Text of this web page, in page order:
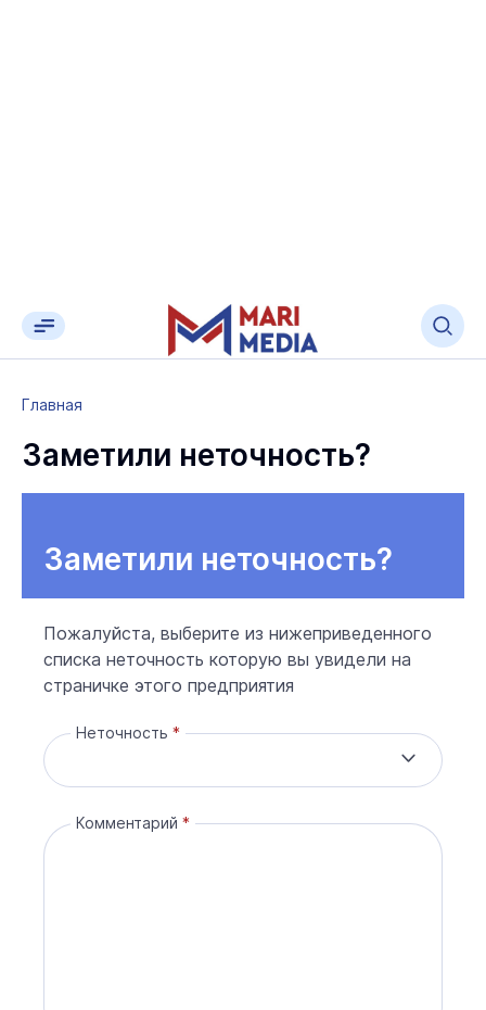
Главная
Заметили неточность?
Заметили неточность?
Пожалуйста, выберите из нижеприведенного
списка неточность которую вы увидели на
страничке этого предприятия
Неточность
Комментарий